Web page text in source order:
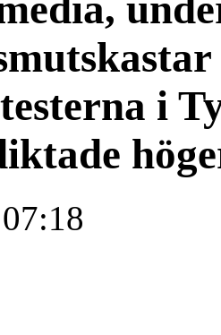
i